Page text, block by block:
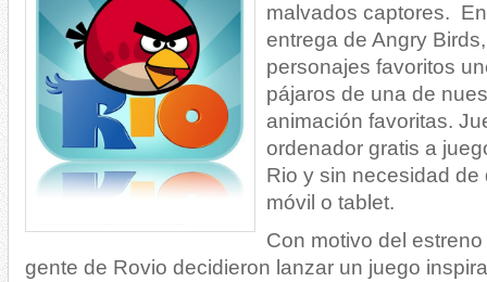
malvados captores.
entrega de Angry
personajes favoritos
pájaros de una de
animación favoritas.
ordenador gratis a
Rio y sin necesidad de
móvil o tablet.
Con motivo del
gente de Rovio decidieron lanzar un juego